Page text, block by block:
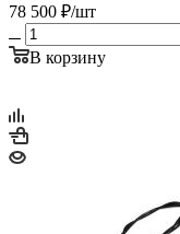
78 500 ₽/шт
В корзину